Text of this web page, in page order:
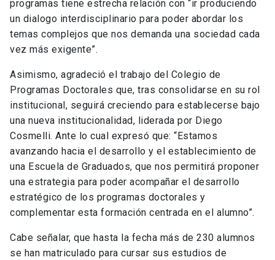
programas tiene estrecha relación con “ir produciendo
un dialogo interdisciplinario para poder abordar los
temas complejos que nos demanda una sociedad cada
vez más exigente”.
Asimismo, agradeció el trabajo del Colegio de
Programas Doctorales que, tras consolidarse en su rol
institucional, seguirá creciendo para establecerse bajo
una nueva institucionalidad, liderada por Diego
Cosmelli. Ante lo cual expresó que: “Estamos
avanzando hacia el desarrollo y el establecimiento de
una Escuela de Graduados, que nos permitirá proponer
una estrategia para poder acompañar el desarrollo
estratégico de los programas doctorales y
complementar esta formación centrada en el alumno”.
Cabe señalar, que hasta la fecha más de 230 alumnos
se han matriculado para cursar sus estudios de